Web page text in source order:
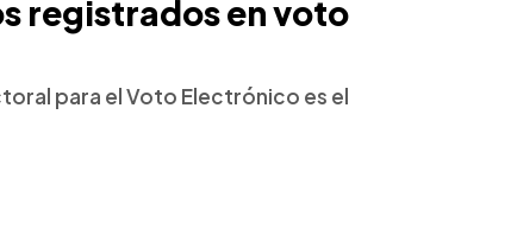
registrados en voto
para el Voto Electrónico es el